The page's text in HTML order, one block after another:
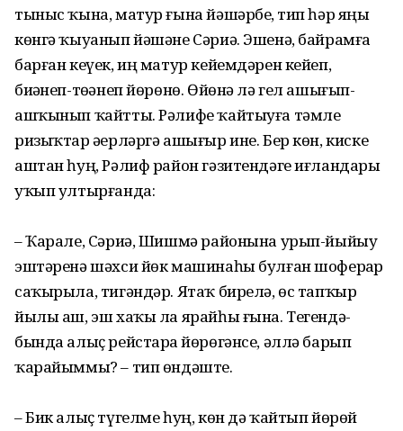
тыныс ҡына, матур ғына йәшәрбеҙ, тип һәр яңы
көнгә ҡыуанып йәшәне Сәриә. Эшенә, байрамға
барған кеүек, иң матур кейемдәрен кейеп,
биҙәнеп-төҙәнеп йөрөнө. Өйөнә лә гел ашығып-
ашҡынып ҡайтты. Рә­лифе ҡайтыуға тәмле
ризыҡтар әҙер­ләргә ашығыр ине. Бер көн, кис­ке
аштан һуң, Рәлиф район гә­зи­тендәге иғландарҙы
уҡып ултырғанда:
– Ҡарале, Сәриә, Шишмә районына урып-йыйыу
эштәренә шәхси йөк машинаһы булған шоферҙар
саҡырыла, тигәндәр. Ятаҡ бирелә, өс тапҡыр
йылы аш, эш хаҡы ла ярайһы ғына. Тегендә-
бында алыҫ рейстарҙа йөрөгәнсе, әллә барып
ҡарайыммы? – тип өндәште.
– Бик алыҫ түгелме һуң, көн дә ҡайтып йөрөй